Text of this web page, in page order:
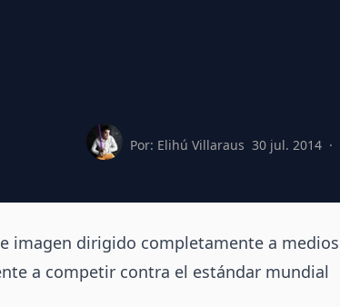
Elihú Villaraus
Por: Elihú Villaraus 30 jul. 2014 ·
imagen dirigido completamente a medios
a competir contra el estándar mundial